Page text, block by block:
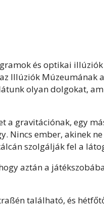
és optikai
Illúziók Múzeumának
olyan dolgokat,
a gravitációnak, egy
Nincs ember, akinek
szolgálják fel a
aztán a
található, és